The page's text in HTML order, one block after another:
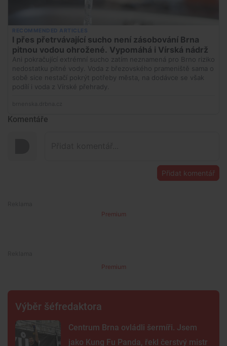
Komentáře
Přidat komentář
Premium
Premium
Výběr šéfredaktora
Centrum Brna ovládli šermíři. Jsem
jako Kung Fu Panda, řekl čerstvý mistr